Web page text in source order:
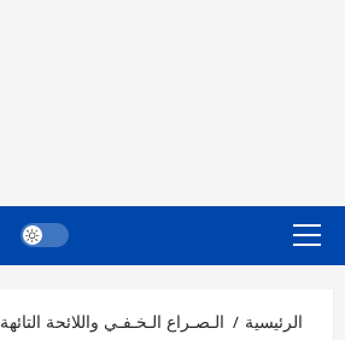
القائمة
الرئيسية الـصـراع الـخـفـي واللائحة التائهة